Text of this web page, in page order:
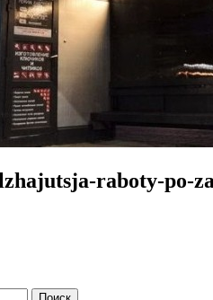
raboty-po-